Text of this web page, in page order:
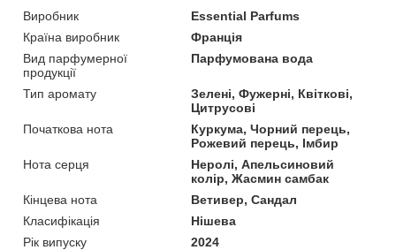
Виробник
Essential Parfums
Країна виробник
Франція
Вид парфумерної
продукції
Парфумована вода
Тип аромату
Зелені, Фужерні, Квіткові,
Цитрусові
Початкова нота
Куркума, Чорний перець,
Рожевий перець, Імбир
Нота серця
Неролі, Апельсиновий
колір, Жасмин самбак
Кінцева нота
Ветивер, Сандал
Класифікація
Нішева
Рік випуску
2024